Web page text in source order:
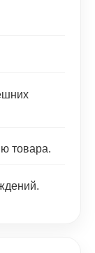
товара.